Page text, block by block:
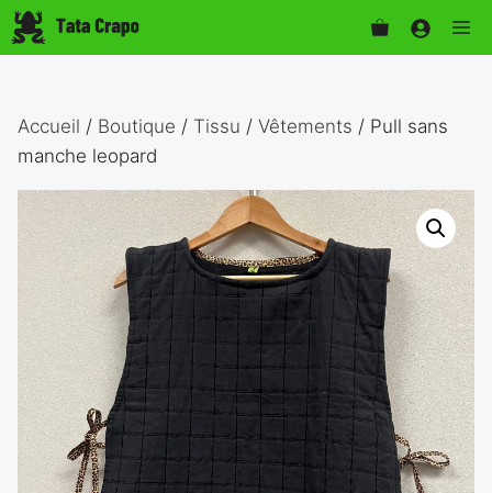
Aller
au
Accueil / Boutique / Tissu / Vêtements / Pull sans
manche leopard